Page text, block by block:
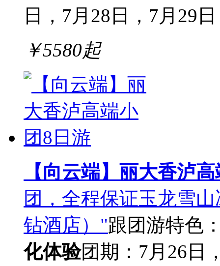
日，7月28日，7月29
￥5580起
【向云端】丽大香泸
团，全程保证玉龙雪
钻酒店）"跟团游特色
化体验团期：7月26日